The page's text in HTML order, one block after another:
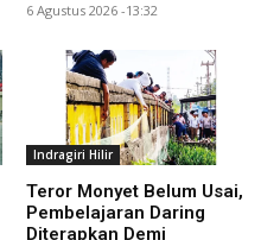
6 Agustus 2026 -13:32
Indragiri Hilir
Teror Monyet Belum Usai,
Pembelajaran Daring
Diterapkan Demi